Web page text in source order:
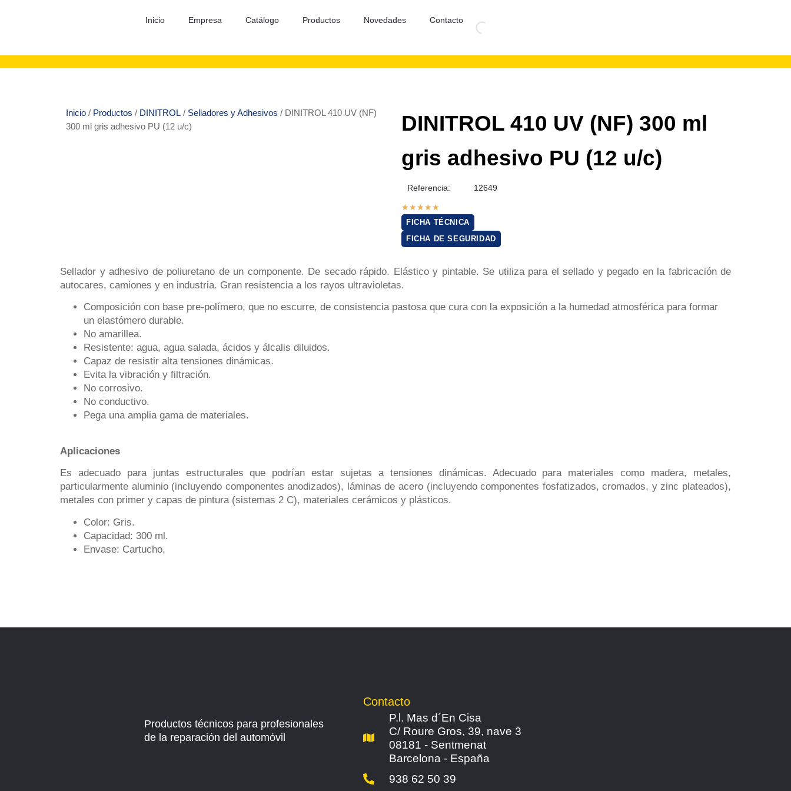
Inicio Empresa Catálogo Productos Novedades Contacto
Inicio / Productos / DINITROL / Selladores y Adhesivos / DINITROL 410 UV (NF)
300 ml gris adhesivo PU (12 u/c)
DINITROL 410 UV (NF) 300 ml
gris adhesivo PU (12 u/c)
Referencia: 12649
★★★★★
FICHA TÉCNICA
FICHA DE SEGURIDAD
Sellador y adhesivo de poliuretano de un componente. De secado rápido. Elástico y pintable. Se utiliza para el sellado y pegado en la fabricación de
autocares, camiones y en industria. Gran resistencia a los rayos ultravioletas.
Composición con base pre-polímero, que no escurre, de consistencia pastosa que cura con la exposición a la humedad atmosférica para formar
un elastómero durable.
No amarillea.
Resistente: agua, agua salada, ácidos y álcalis diluidos.
Capaz de resistir alta tensiones dinámicas.
Evita la vibración y filtración.
No corrosivo.
No conductivo.
Pega una amplia gama de materiales.
Aplicaciones
Es adecuado para juntas estructurales que podrían estar sujetas a tensiones dinámicas. Adecuado para materiales como madera, metales,
particularmente aluminio (incluyendo componentes anodizados), láminas de acero (incluyendo componentes fosfatizados, cromados, y zinc plateados),
metales con primer y capas de pintura (sistemas 2 C), materiales cerámicos y plásticos.
Color: Gris.
Capacidad: 300 ml.
Envase: Cartucho.
Productos técnicos para profesionales
de la reparación del automóvil
Contacto
P.l. Mas d´En Cisa
C/ Roure Gros, 39, nave 3
08181 - Sentmenat
Barcelona - España
938 62 50 39